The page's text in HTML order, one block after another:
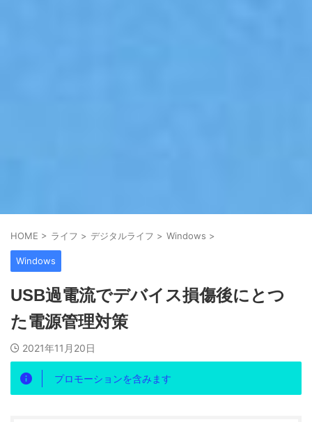
HOME > ライフ > デジタルライフ > Windows >
Windows
USB過電流でデバイス損傷後にとつ
た電源管理対策
2021年11月20日
プロモーションを含みます